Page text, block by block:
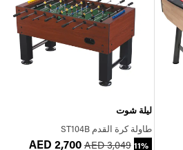
ليلة شوت
طاولة كرة القدم ST104B
AED 2,700 AED 3,049 11%